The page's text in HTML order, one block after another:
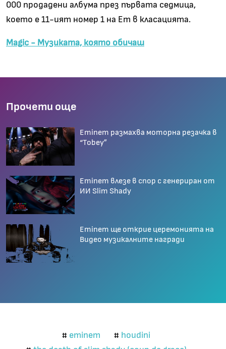
000 продадени албума през първата седмица,
което е 11-ият номер 1 на Em в класацията.
Magic - Музиката, която обичаш
Прочети още
Eminem размахва моторна резачка в
“Tobey”
Eminem влезе в спор с генериран от
ИИ Slim Shady
Eminem ще открие церемонията на
Видео музикалните награди
# eminem # houdini